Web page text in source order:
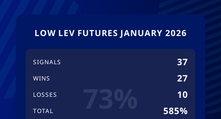
LOW LEV FUTURES JANUARY 2026
SIGNALS 37
WINS 27
LOSSES 10
TOTAL 585%